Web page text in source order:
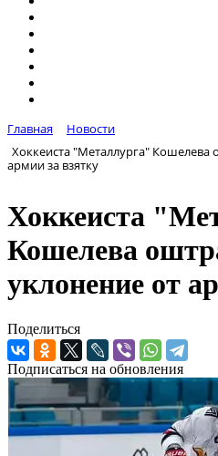
Главная
Новости
Хоккеиста "Металлурга" Кошелева
армии за взятку
Хоккеиста
Кошелева
уклонение от
Поделиться
Подписаться на обновления